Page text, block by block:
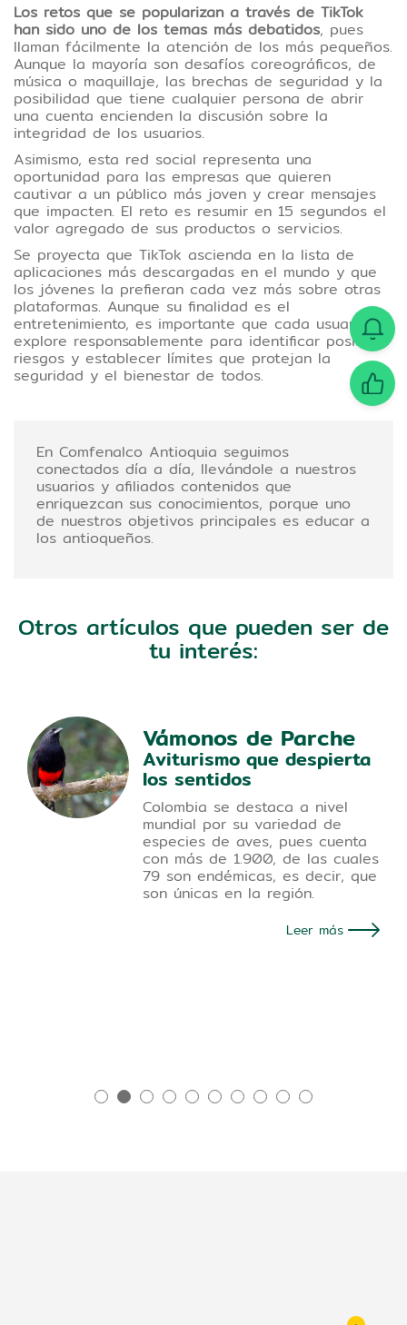
Los retos que se popularizan a través de TikTok
han sido uno de los temas más debatidos, pues
llaman fácilmente la atención de los más pequeños.
Aunque la mayoría son desafíos coreográficos, de
música o maquillaje, las brechas de seguridad y la
posibilidad que tiene cualquier persona de abrir
una cuenta encienden la discusión sobre la
integridad de los usuarios.
Asimismo, esta red social representa una
oportunidad para las empresas que quieren
cautivar a un público más joven y crear mensajes
que impacten. El reto es resumir en 15 segundos el
valor agregado de sus productos o servicios.
Se proyecta que TikTok ascienda en la lista de
aplicaciones más descargadas en el mundo y que
los jóvenes la prefieran cada vez más sobre otras
plataformas. Aunque su finalidad es el
entretenimiento, es importante que cada usuario la
explore responsablemente para identificar posibles
riesgos y establecer límites que protejan la
seguridad y el bienestar de todos.
En Comfenalco Antioquia seguimos
conectados día a día, llevándole a nuestros
usuarios y afiliados contenidos que
enriquezcan sus conocimientos, porque uno
de nuestros objetivos principales es educar a
los antioqueños.
Otros artículos que pueden ser de
tu interés:
Vámonos de Parche
Aviturismo que despierta
los sentidos
Colombia se destaca a nivel
mundial por su variedad de
especies de aves, pues cuenta
con más de 1.900, de las cuales
79 son endémicas, es decir, que
son únicas en la región.
Leer más